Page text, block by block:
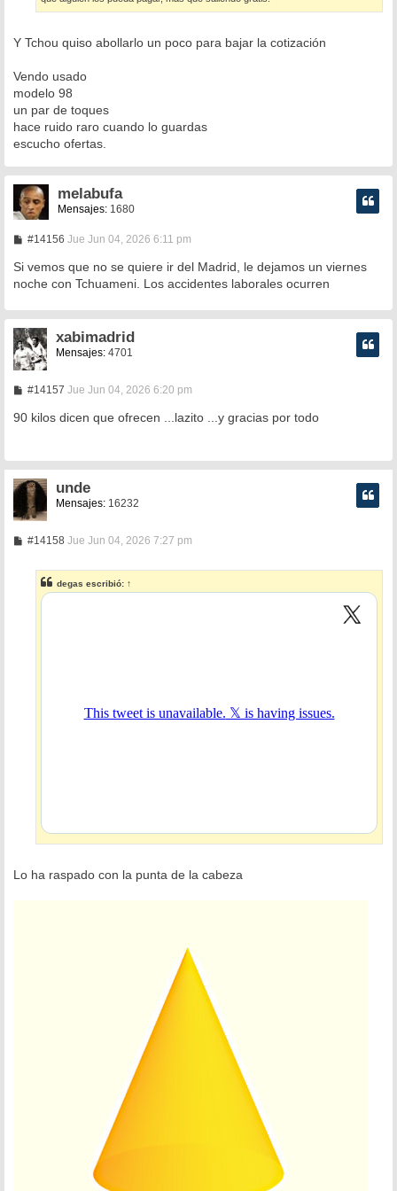
Y Tchou quiso abollarlo un poco para bajar la cotización
Vendo usado
modelo 98
un par de toques
hace ruido raro cuando lo guardas
escucho ofertas.
melabufa
Mensajes: 1680
#14156M
n
a
e
Jue Jun 04, 2026 6:11 pm
Si vemos que no se quiere ir del Madrid, le dejamos un viernes
noche con Tchuameni. Los accidentes laborales ocurren
xabimadrid
Mensajes:4701
#14157M
n
e
Jue Jun 04, 2026 6:20 pm
90 kilos dicen que ofrecen ...lazito ...y gracias por todo
unde
Mensajes:16232
#14158M
a
Jue Jun 04, 2026 7:27 pm
degas escribió: ↑
Lo ha raspado con la punta de la cabeza